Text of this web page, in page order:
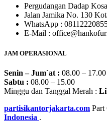
Pergudangan Dadap
Jalan Jamika No. 130
WhatsApp :
E-Mail :
JAM OPERASIONAL
Senin – Jum`at : 08.00 – 17.00
Sabtu : 08.00 – 15.00
Minggu dan Tanggal Merah :
partisikantorjakarta.com
Indonesia .